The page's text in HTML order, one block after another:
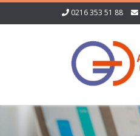
0216 353 51 88